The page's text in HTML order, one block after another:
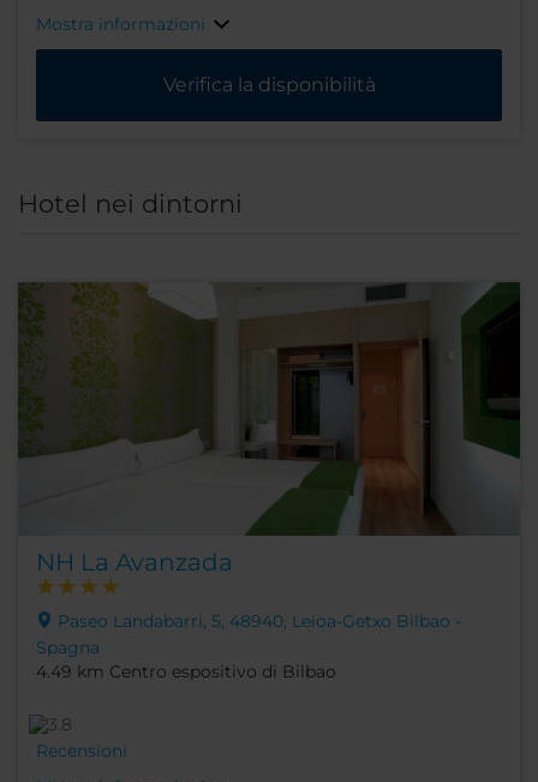
Mostra informazioni
Verifica la disponibilità
Hotel nei dintorni
NH La Avanzada
Paseo Landabarri, 5, 48940, Leioa-Getxo Bilbao -
Spagna
4.49 km Centro espositivo di Bilbao
Recensioni